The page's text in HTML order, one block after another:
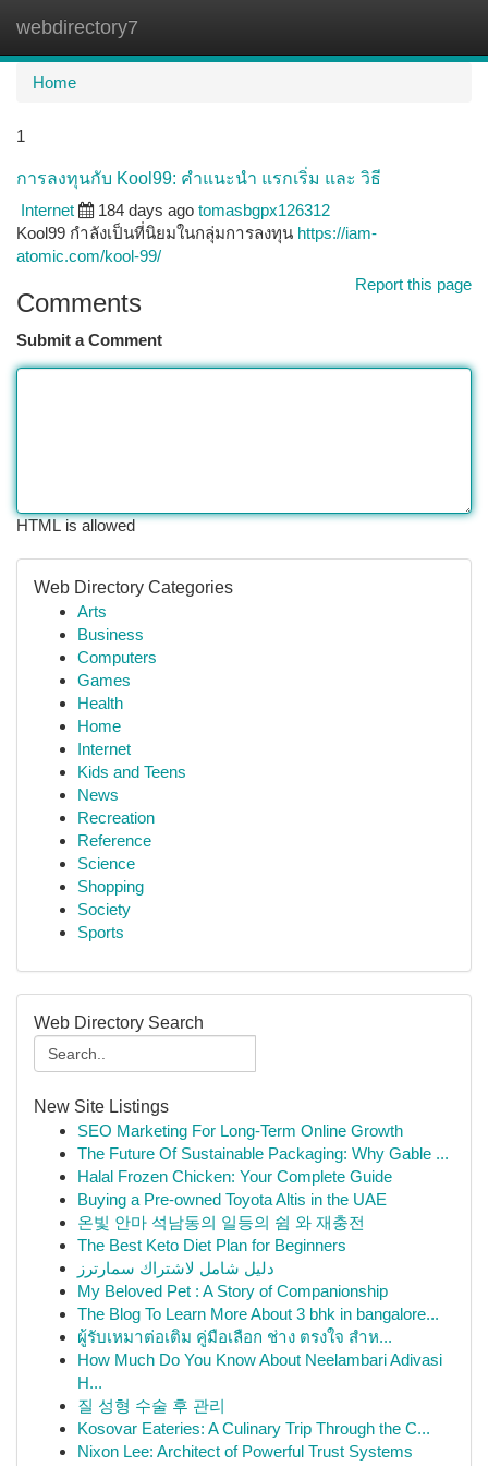
webdirectory7
Home
1
การลงทุนกับ Kool99: คำแนะนำ แรกเริ่ม และ วิธี
Internet
184 days ago tomasbgpx126312
Kool99 กำลังเป็นที่นิยมในกลุ่มการลงทุน https://iam-
atomic.com/kool-99/
Report this page
Comments
Submit a Comment
HTML is allowed
Web Directory Categories
Arts
Business
Computers
Games
Health
Home
Internet
Kids and Teens
News
Recreation
Reference
Science
Shopping
Society
Sports
Web Directory Search
New Site Listings
SEO Marketing For Long-Term Online Growth
The Future Of Sustainable Packaging: Why Gable ...
Halal Frozen Chicken: Your Complete Guide
Buying a Pre-owned Toyota Altis in the UAE
온빛 안마 석남동의 일등의 쉼 와 재충전
The Best Keto Diet Plan for Beginners
دليل شامل لاشتراك سمارترز
My Beloved Pet : A Story of Companionship
The Blog To Learn More About 3 bhk in bangalore...
ผู้รับเหมาต่อเติม คู่มือเลือก ช่าง ตรงใจ สำห...
How Much Do You Know About Neelambari Adivasi
H...
질 성형 수술 후 관리
Kosovar Eateries: A Culinary Trip Through the C...
Nixon Lee: Architect of Powerful Trust Systems